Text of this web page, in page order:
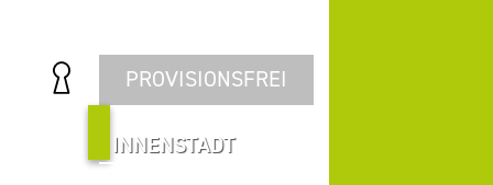
PROVISIONSFREI
INNENSTADT